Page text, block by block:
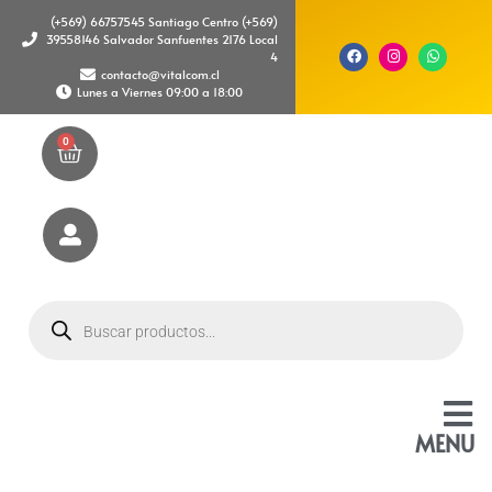
(+569) 66757545 Santiago Centro (+569)
39558146 Salvador Sanfuentes 2176 Local
4
contacto@vitalcom.cl
Lunes a Viernes 09:00 a 18:00
MENU
0